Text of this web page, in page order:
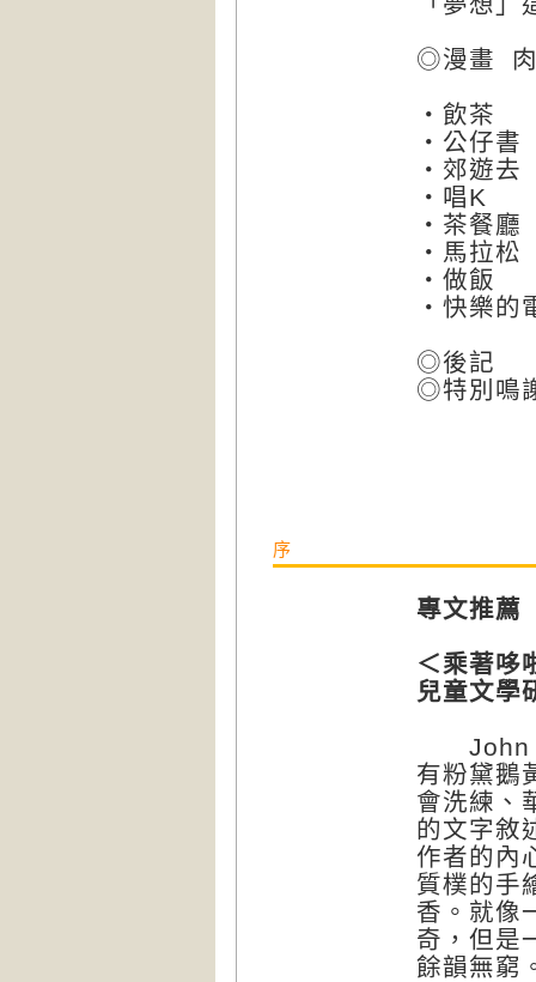
◎漫畫
・飲茶
・公仔書
・郊遊去
・唱K
・茶餐廳
・馬拉松
・做飯
・快樂的
◎後記
◎特別鳴
序
專文推薦
＜乘著哆
兒童文學
John
有粉黛鵝
會洗練、
的文字敘
作者的內
質樸的手
香。就像
奇，但是
餘韻無窮